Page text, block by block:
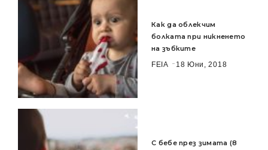
Как да облекчим
болката при никненето
на зъбките
FEIA
18 Юни, 2018
С бебе през зимата (8